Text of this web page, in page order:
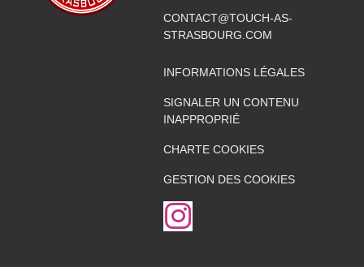
CONTACT@TOUCH-AS-
STRASBOURG.COM
INFORMATIONS LÉGALES
SIGNALER UN CONTENU
INAPPROPRIÉ
CHARTE COOKIES
GESTION DES COOKIES